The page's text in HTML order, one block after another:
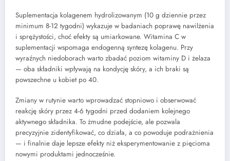
Suplementacja kolagenem hydrolizowanym (10 g dziennie przez
minimum 8-12 tygodni) wykazuje w badaniach poprawę nawilżenia
i sprężystości, choć efekty są umiarkowane. Witamina C w
suplementacji wspomaga endogenną syntezę kolagenu. Przy
wyraźnych niedoborach warto zbadać poziom witaminy D i żelaza
— oba składniki wpływają na kondycję skóry, a ich braki są
powszechne u kobiet po 40.
Zmiany w rutynie warto wprowadzać stopniowo i obserwować
reakcję skóry przez 4-6 tygodni przed dodaniem kolejnego
aktywnego składnika. To żmudne podejście, ale pozwala
precyzyjnie zidentyfikować, co działa, a co powoduje podrażnienia
— i finalnie daje lepsze efekty niż eksperymentowanie z pięcioma
nowymi produktami jednocześnie.